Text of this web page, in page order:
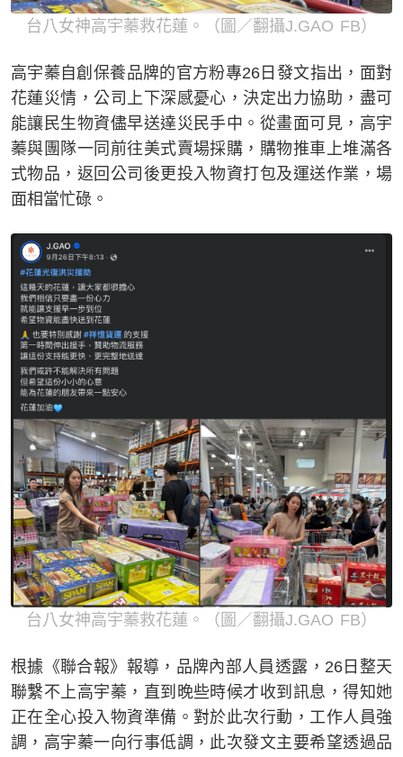
台八女神高宇蓁救花蓮。（圖／翻攝J.GAO FB）
高宇蓁自創保養品牌的官方粉專26日發文指出，面對
花蓮災情，公司上下深感憂心，決定出力協助，盡可
能讓民生物資儘早送達災民手中。從畫面可見，高宇
蓁與團隊一同前往美式賣場採購，購物推車上堆滿各
式物品，返回公司後更投入物資打包及運送作業，場
面相當忙碌。
台八女神高宇蓁救花蓮。（圖／翻攝J.GAO FB）
根據《聯合報》報導，品牌內部人員透露，26日整天
聯繫不上高宇蓁，直到晚些時候才收到訊息，得知她
正在全心投入物資準備。對於此次行動，工作人員強
調，高宇蓁一向行事低調，此次發文主要希望透過品